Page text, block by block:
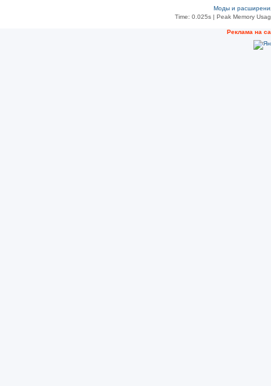
Моды и
Time: 0.025s| Peak Memory
Рeклама на